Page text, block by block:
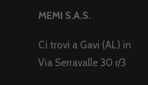
MEMI S.A.S.
Ci trovi a Gavi (AL) in
Via Serravalle 30 r/3